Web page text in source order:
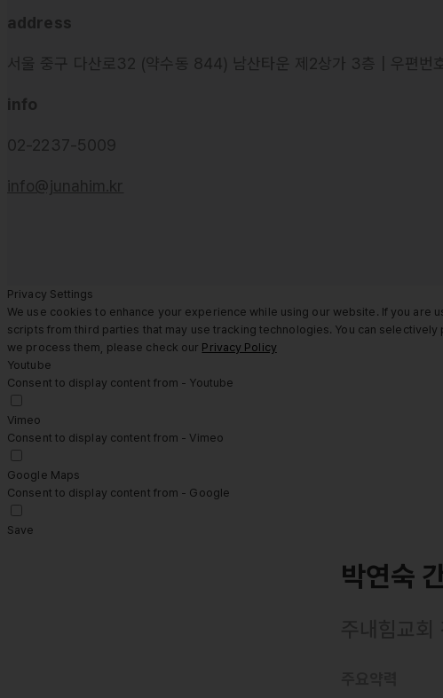
address
서울 중구 다산로32 (약수동 844) 남산타운 제2상가 3층 | 우편번
info
02-2237-5009
info@junahim.kr
Privacy Settings
We use cookies to enhance your experience while using our website. If you
scripts from third parties that may use tracking technologies. You can
we process them, please check our Privacy Policy
Youtube
Consent to display content from - Youtube
Vimeo
Consent to display content from - Vimeo
Google Maps
Consent to display content from - Google
Save
박연숙